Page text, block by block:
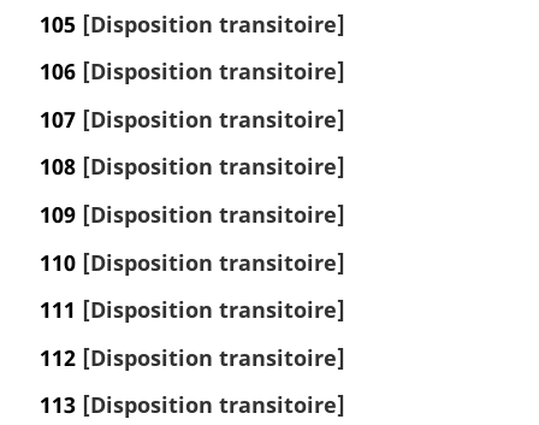
105 [Disposition transitoire]
106 [Disposition transitoire]
107 [Disposition transitoire]
108 [Disposition transitoire]
109 [Disposition transitoire]
110 [Disposition transitoire]
111 [Disposition transitoire]
112 [Disposition transitoire]
113 [Disposition transitoire]